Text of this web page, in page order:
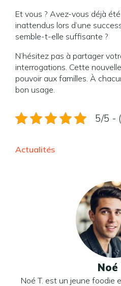
Et vous ? Avez-vous déjà
inattendus lors d’une
semble-t-elle suffisante ?
N’hésitez pas à partager
interrogations. Cette
pouvoir aux familles. À
bon usage.
5/5 -
Actualités
Noé
Noé T. est un jeune foodie